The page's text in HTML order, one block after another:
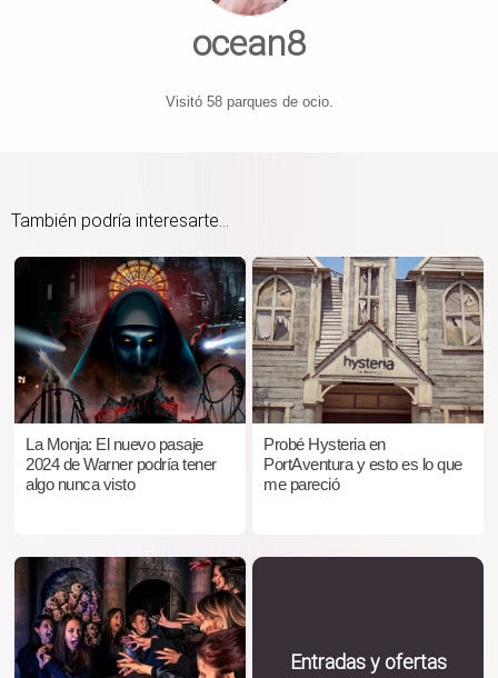
ocean8
Visitó 58 parques de ocio.
También podría interesarte...
La Monja: El nuevo pasaje
2024 de Warner podría tener
algo nunca visto
Probé Hysteria en
PortAventura y esto es lo que
me pareció
Entradas y ofertas